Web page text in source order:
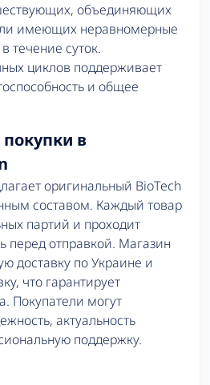
объединяющих
имеющих неравномерные
течение суток.
циклов поддерживает
и общее
в
оригинальный BioTech
составом. Каждый товар
партий и проходит
перед отправкой. Магазин
доставку по Украине и
что гарантирует
Покупатели могут
актуальность
поддержку.